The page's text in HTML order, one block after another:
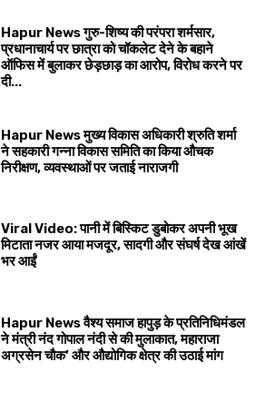
Hapur News गुरु-शिष्य की परंपरा शर्मसार,
प्रधानाचार्य पर छात्रा को चॉकलेट देने के बहाने
ऑफिस में बुलाकर छेड़छाड़ का आरोप, विरोध करने पर
दी...
Hapur News मुख्य विकास अधिकारी श्रुति शर्मा
ने सहकारी गन्ना विकास समिति का किया औचक
निरीक्षण, व्यवस्थाओं पर जताई नाराजगी
Viral Video: पानी में बिस्किट डुबोकर अपनी भूख
मिटाता नजर आया मजदूर, सादगी और संघर्ष देख आंखें
भर आईं
Hapur News वैश्य समाज हापुड़ के प्रतिनिधिमंडल
ने मंत्री नंद गोपाल नंदी से की मुलाकात, महाराजा
अग्रसेन चौक’ और औद्योगिक क्षेत्र की उठाई मांग